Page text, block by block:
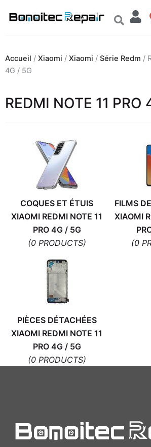
Accueil / Xiaomi / Xiaomi / Série Redm /
4G / 5G
REDMI NOTE 11 PRO
COQUES ET ÉTUIS
XIAOMI REDMI NOTE 11
PRO 4G / 5G
(0 PRODUCTS)
FILMS
XIAOMI
(0
PIÈCES DÉTACHÉES
XIAOMI REDMI NOTE 11
PRO 4G / 5G
(0 PRODUCTS)